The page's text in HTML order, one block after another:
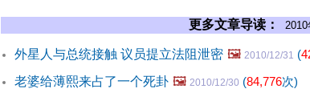
更多文章导读： 2010
外星人与总统接触 议员提立法阻泄密 🖼️ 2010/12/31 (
老婆给薄熙来占了一个死卦 🖼️ 2010/12/30 (84,776次)